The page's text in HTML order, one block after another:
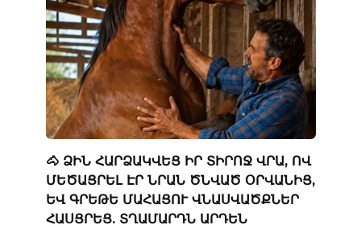
🐴 ՁԻՆ ՀԱՐՁԱԿՎԵՑ ԻՐ ՏԻՐՈՋ ՎՐԱ, ՈՎ
ՄԵԾԱՑՐԵԼ ԷՐ ՆՐԱՆ ԾՆՎԱԾ ՕՐՎԱՆԻՑ,
ԵՎ ԳՐԵԹԵ ՄԱՀԱՑՈՒ ՎՆԱՍՎԱԾՔՆԵՐ
ՀԱՍՑՐԵՑ. ՏՂԱՄԱՐԴՆ ԱՐԴԵՆ